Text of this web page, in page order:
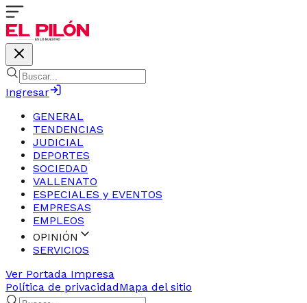
Ingresar
GENERAL
TENDENCIAS
JUDICIAL
DEPORTES
SOCIEDAD
VALLENATO
ESPECIALES y EVENTOS
EMPRESAS
EMPLEOS
OPINIÓN
SERVICIOS
Ver Portada Impresa
Política de privacidadMapa del sitio